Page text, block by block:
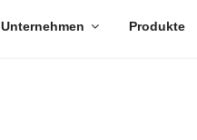
Unternehmen Produkte